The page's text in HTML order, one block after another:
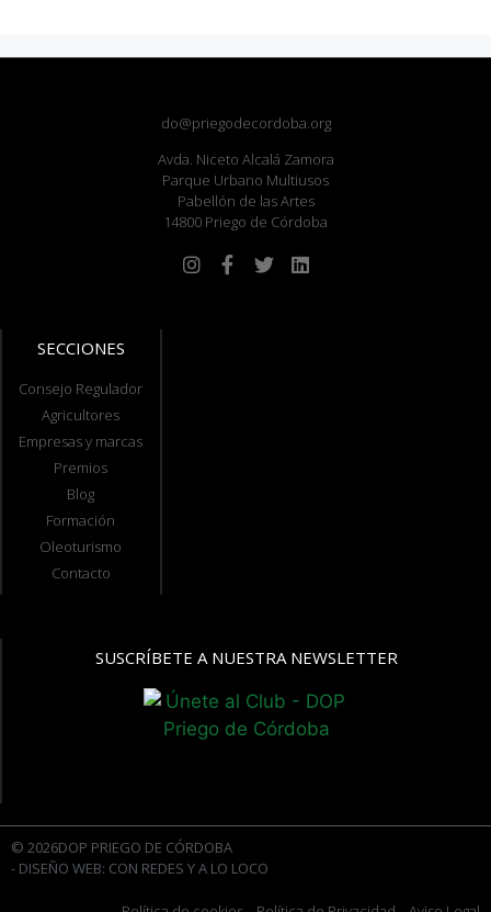
do@priegodecordoba.org
Avda. Niceto Alcalá Zamora
Parque Urbano Multiusos
Pabellón de las Artes
14800 Priego de Córdoba
SECCIONES
Consejo Regulador
Agricultores
Empresas y marcas
Premios
Blog
Formación
Oleoturismo
Contacto
SUSCRÍBETE A NUESTRA NEWSLETTER
© 2026DOP PRIEGO DE CÓRDOBA
- DISEÑO WEB: CON REDES Y A LO LOCO